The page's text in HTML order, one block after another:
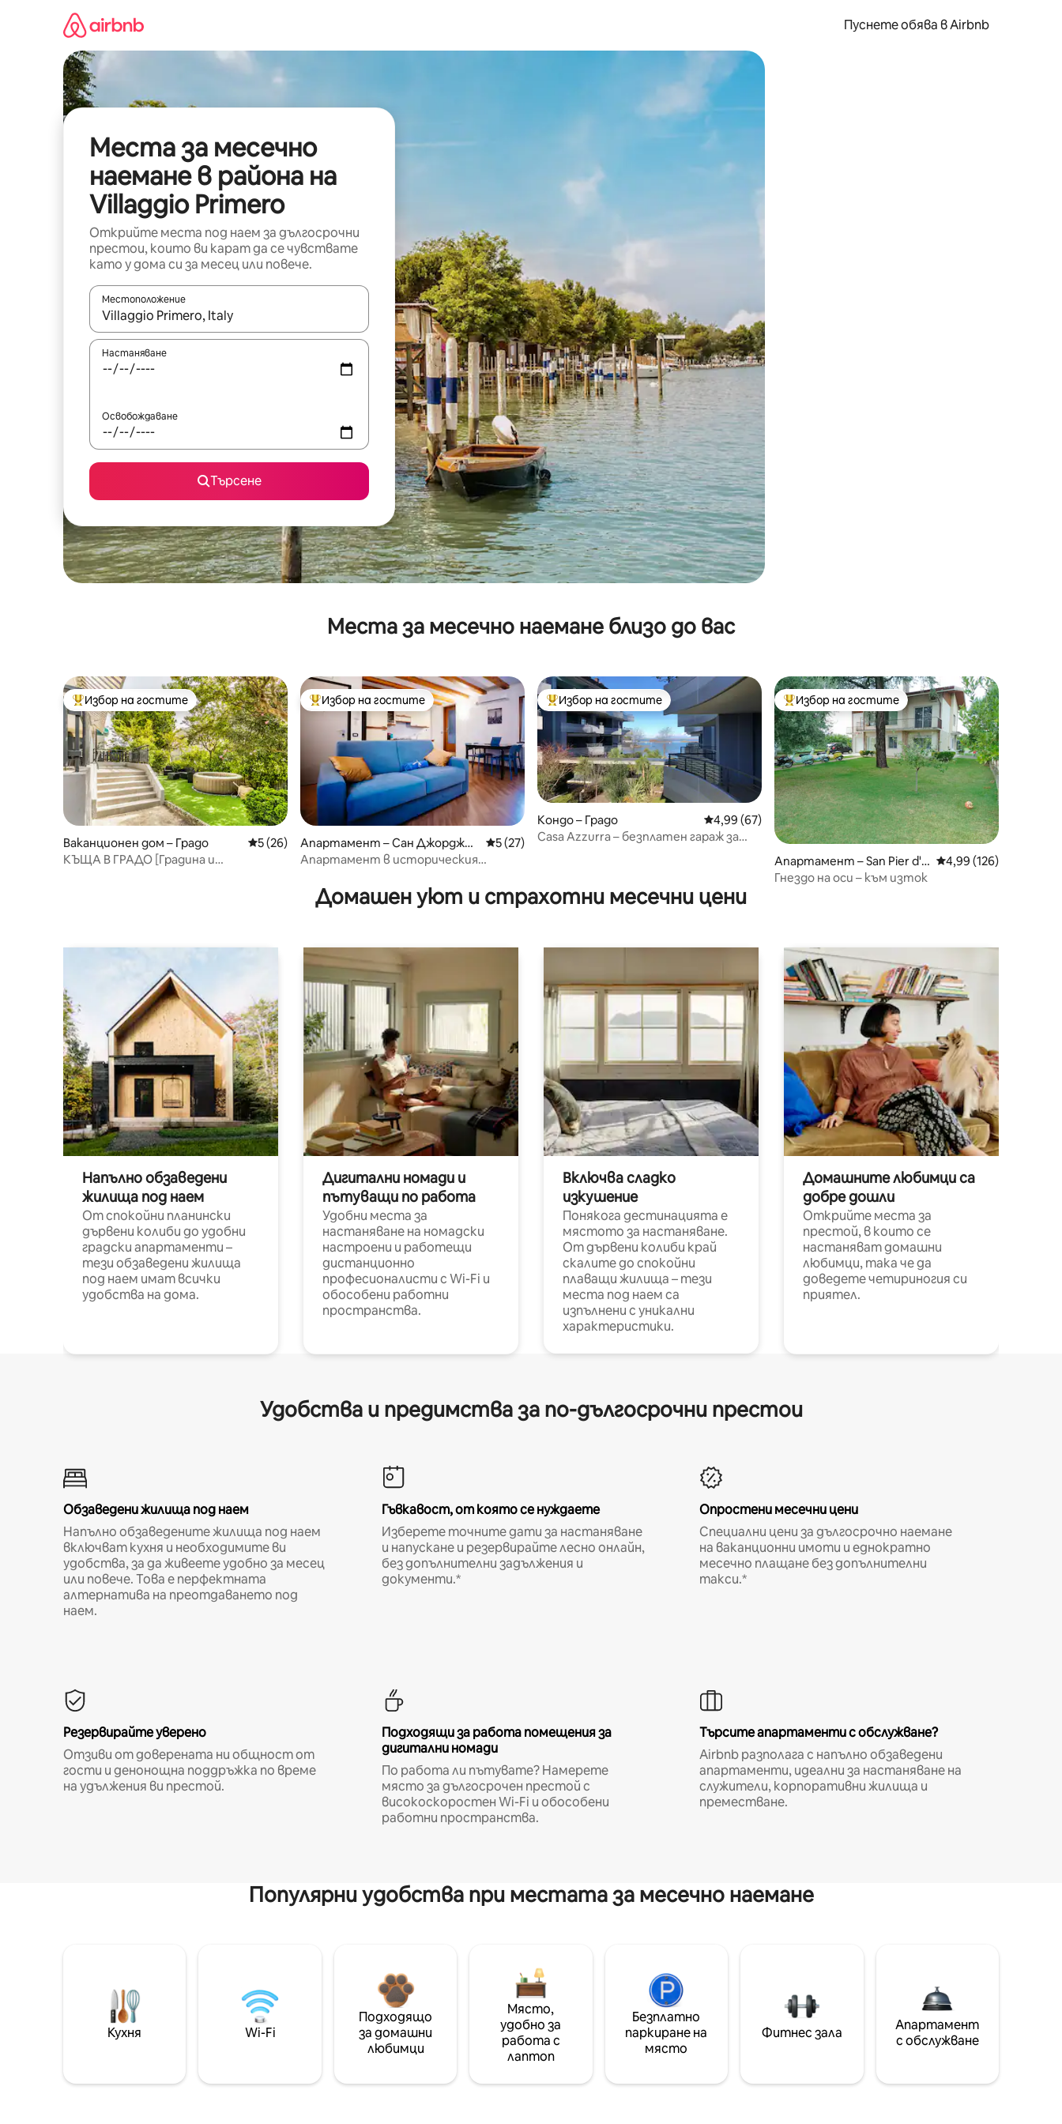
съдържанието
Пуснете обява в Airbnb
Места за месечно
наемане в района на
Villaggio Primero
Открийте места под наем за дългосрочни
престои, които ви карат да се чувствате
като у дома си за месец или повече.
Местоположение
Когато резултатите се покажат, използвайте клавишите със стрелки нагоре и надолу или навигирайте с докосване или плъзгане.
Настаняване
Освобождаване
Търсене
Места за месечно наемане близо до вас
Най-популярен избор на гостите
Избор на гостите
Ваканционен дом – Градо Средна оценка: 5 от 5, 26 отзива
5 (26)
КЪЩА В ГРАДО [Градина и
Най-популярен избор на гостите
Избор на гостите
Апартамент – Сан Джорджо
ди Ногаро
Средна оценка: 5 от 5, 27 отзива
5 (27)
Апартамент в историческия
Най-популярен избор на гостите
Избор на гостите
Кондо – Градо Средна оценка: 4,99 от 5, 67 отзива
4,99 (67)
Casa Azzurra – безплатен гараж за
Най-популярен избор на гостите
Избор на гостите
Апартамент – San Pier d'Is
onzo
Средна оценка: 4,99
4,99 (126)
Гнездо на оси – към изток
Домашен уют и страхотни месечни цени
Напълно обзаведени
жилища под наем
От спокойни планински
дървени колиби до удобни
градски апартаменти –
тези обзаведени жилища
под наем имат всички
удобства на дома.
Дигитални номади и
пътуващи по работа
Удобни места за
настаняване на номадски
настроени и работещи
дистанционно
професионалисти с Wi-Fi и
обособени работни
пространства.
Включва сладко
изкушение
Понякога дестинацията е
мястото за настаняване.
От дървени колиби край
скалите до спокойни
плаващи жилища – тези
места под наем са
изпълнени с уникални
характеристики.
Домашните любимци са
добре дошли
Открийте места за
престой, в които се
настаняват домашни
любимци, така че да
доведете четириногия си
приятел.
Удобства и предимства за по-дългосрочни престои
Обзаведени жилища под наем
Напълно обзаведените жилища под наем
включват кухня и необходимите ви
удобства, за да живеете удобно за месец
или повече. Това е перфектната
алтернатива на преотдаването под
наем.
Гъвкавост, от която се нуждаете
Изберете точните дати за настаняване
и напускане и резервирайте лесно онлайн,
без допълнителни задължения и
документи.*
Опростени месечни цени
Специални цени за дългосрочно наемане
на ваканционни имоти и еднократно
месечно плащане без допълнителни
такси.*
Резервирайте уверено
Отзиви от доверената ни общност от
гости и денонощна поддръжка по време
на удължения ви престой.
Подходящи за работа помещения за
дигитални номади
По работа ли пътувате? Намерете
място за дългосрочен престой с
високоскоростен Wi-Fi и обособени
работни пространства.
Търсите апартаменти с обслужване?
Airbnb разполага с напълно обзаведени
апартаменти, идеални за настаняване на
служители, корпоративни жилища и
преместване.
Популярни удобства при местата за месечно наемане
Кухня Wi-Fi
Подходящо
за домашни
любимци
Място,
удобно за
работа с
лаптоп
Безплатно
паркиране на
място
Фитнес зала
Апартамент
с обслужване